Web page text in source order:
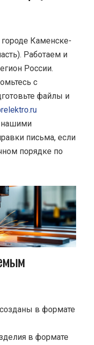
Каменске-
Работаем и
России.
с
файлы и
нашими
письма, если
порядке по
в формате
в формате